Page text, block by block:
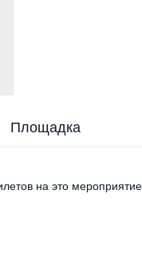
Площадка
на это